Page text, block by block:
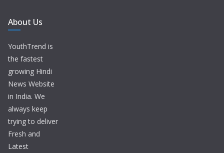
About Us
YouthTrend is
the fastest
growing Hindi
News Website
in India. We
always keep
trying to deliver
Fresh and
Latest